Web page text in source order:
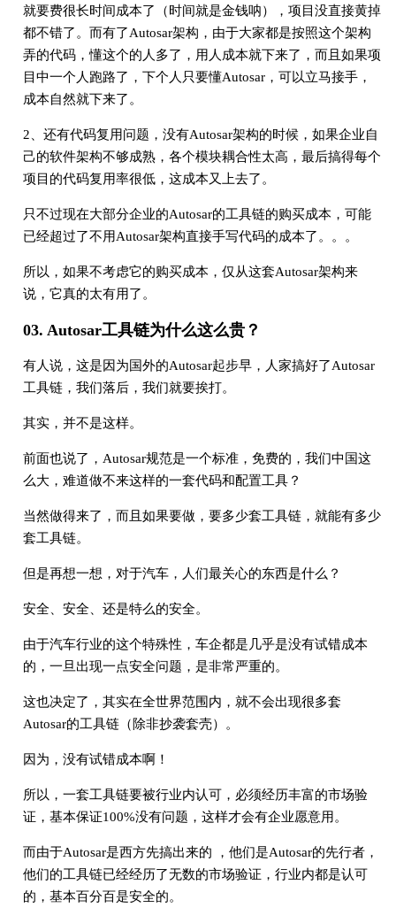
就要费很长时间成本了（时间就是金钱呐），项目没直接黄掉
都不错了。而有了Autosar架构，由于大家都是按照这个架构
弄的代码，懂这个的人多了，用人成本就下来了，而且如果项
目中一个人跑路了，下个人只要懂Autosar，可以立马接手，
成本自然就下来了。
2、还有代码复用问题，没有Autosar架构的时候，如果企业自
己的软件架构不够成熟，各个模块耦合性太高，最后搞得每个
项目的代码复用率很低，这成本又上去了。
只不过现在大部分企业的Autosar的工具链的购买成本，可能
已经超过了不用Autosar架构直接手写代码的成本了。。。
所以，如果不考虑它的购买成本，仅从这套Autosar架构来
说，它真的太有用了。
03. Autosar工具链为什么这么贵？
有人说，这是因为国外的Autosar起步早，人家搞好了Autosar
工具链，我们落后，我们就要挨打。
其实，并不是这样。
前面也说了，Autosar规范是一个标准，免费的，我们中国这
么大，难道做不来这样的一套代码和配置工具？
当然做得来了，而且如果要做，要多少套工具链，就能有多少
套工具链。
但是再想一想，对于汽车，人们最关心的东西是什么？
安全、安全、还是特么的安全。
由于汽车行业的这个特殊性，车企都是几乎是没有试错成本
的，一旦出现一点安全问题，是非常严重的。
这也决定了，其实在全世界范围内，就不会出现很多套
Autosar的工具链（除非抄袭套壳）。
因为，没有试错成本啊！
所以，一套工具链要被行业内认可，必须经历丰富的市场验
证，基本保证100%没有问题，这样才会有企业愿意用。
而由于Autosar是西方先搞出来的 ，他们是Autosar的先行者，
他们的工具链已经经历了无数的市场验证，行业内都是认可
的，基本百分百是安全的。